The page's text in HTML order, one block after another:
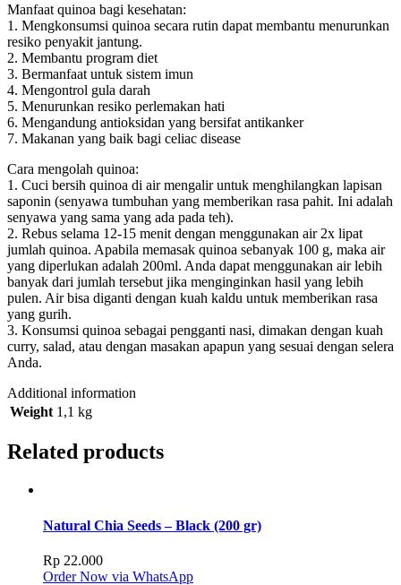
Manfaat quinoa bagi kesehatan:
1. Mengkonsumsi quinoa secara rutin dapat membantu menurunkan
resiko penyakit jantung.
2. Membantu program diet
3. Bermanfaat untuk sistem imun
4. Mengontrol gula darah
5. Menurunkan resiko perlemakan hati
6. Mengandung antioksidan yang bersifat antikanker
7. Makanan yang baik bagi celiac disease
Cara mengolah quinoa:
1. Cuci bersih quinoa di air mengalir untuk menghilangkan lapisan
saponin (senyawa tumbuhan yang memberikan rasa pahit. Ini adalah
senyawa yang sama yang ada pada teh).
2. Rebus selama 12-15 menit dengan menggunakan air 2x lipat
jumlah quinoa. Apabila memasak quinoa sebanyak 100 g, maka air
yang diperlukan adalah 200ml. Anda dapat menggunakan air lebih
banyak dari jumlah tersebut jika menginginkan hasil yang lebih
pulen. Air bisa diganti dengan kuah kaldu untuk memberikan rasa
yang gurih.
3. Konsumsi quinoa sebagai pengganti nasi, dimakan dengan kuah
curry, salad, atau dengan masakan apapun yang sesuai dengan selera
Anda.
Additional information
Weight 1,1 kg
Related products
Natural Chia Seeds – Black (200 gr)
Rp 22.000
Order Now via WhatsApp